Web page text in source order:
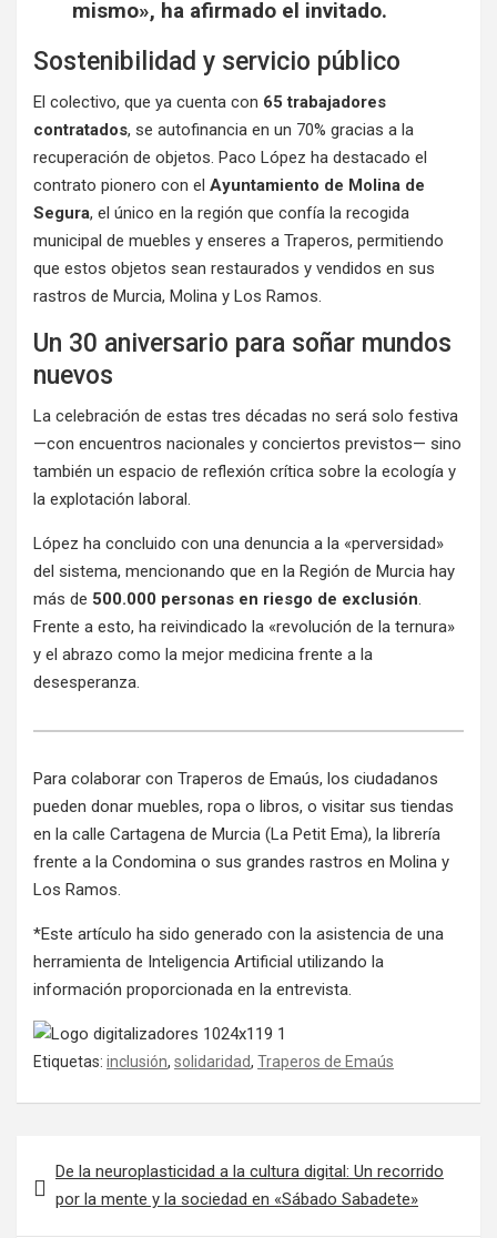
mismo», ha afirmado el invitado.
Sostenibilidad y servicio público
El colectivo, que ya cuenta con 65 trabajadores
contratados, se autofinancia en un 70% gracias a la
recuperación de objetos. Paco López ha destacado el
contrato pionero con el Ayuntamiento de Molina de
Segura, el único en la región que confía la recogida
municipal de muebles y enseres a Traperos, permitiendo
que estos objetos sean restaurados y vendidos en sus
rastros de Murcia, Molina y Los Ramos.
Un 30 aniversario para soñar mundos
nuevos
La celebración de estas tres décadas no será solo festiva
—con encuentros nacionales y conciertos previstos— sino
también un espacio de reflexión crítica sobre la ecología y
la explotación laboral.
López ha concluido con una denuncia a la «perversidad»
del sistema, mencionando que en la Región de Murcia hay
más de 500.000 personas en riesgo de exclusión.
Frente a esto, ha reivindicado la «revolución de la ternura»
y el abrazo como la mejor medicina frente a la
desesperanza.
Para colaborar con Traperos de Emaús, los ciudadanos
pueden donar muebles, ropa o libros, o visitar sus tiendas
en la calle Cartagena de Murcia (La Petit Ema), la librería
frente a la Condomina o sus grandes rastros en Molina y
Los Ramos.
*Este artículo ha sido generado con la asistencia de una
herramienta de Inteligencia Artificial utilizando la
información proporcionada en la entrevista.
Etiquetas: inclusión, solidaridad, Traperos de Emaús
De la neuroplasticidad a la cultura digital: Un recorrido
por la mente y la sociedad en «Sábado Sabadete»